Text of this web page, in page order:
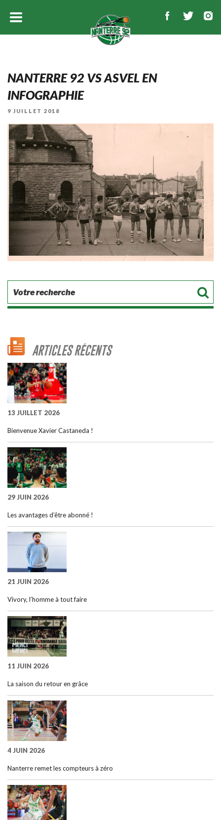
NANTERRE 92 VS ASVEL EN
INFOGRAPHIE
PUBLIÉ
9 JUILLET 2018
ARTICLES RÉCENTS
13 JUILLET 2026
Bienvenue Xavier Castaneda !
29 JUIN 2026
Les avantages d’être abonné !
21 JUIN 2026
Vivory, l’homme à tout faire
11 JUIN 2026
La saison du retour en grâce
4 JUIN 2026
Nanterre remet les compteurs à zéro